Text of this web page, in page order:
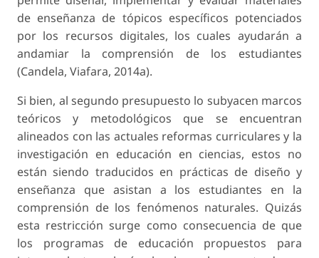
de enseñanza de tópicos específicos potenciados
por los recursos digitales, los cuales ayudarán a
andamiar la comprensión de los estudiantes
(Candela, Viafara, 2014a).
Si bien, al segundo presupuesto lo subyacen marcos
teóricos y metodológicos que se encuentran
alineados con las actuales reformas curriculares y la
investigación en educación en ciencias, estos no
están siendo traducidos en prácticas de diseño y
enseñanza que asistan a los estudiantes en la
comprensión de los fenómenos naturales. Quizás
esta restricción surge como consecuencia de que
los programas de educación propuestos para